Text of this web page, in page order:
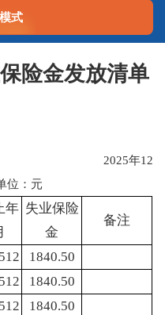
式
险金发放清单
务中心 2025年12
元
年 失业保险
金
备注
1840.50
1840.50
1840.50